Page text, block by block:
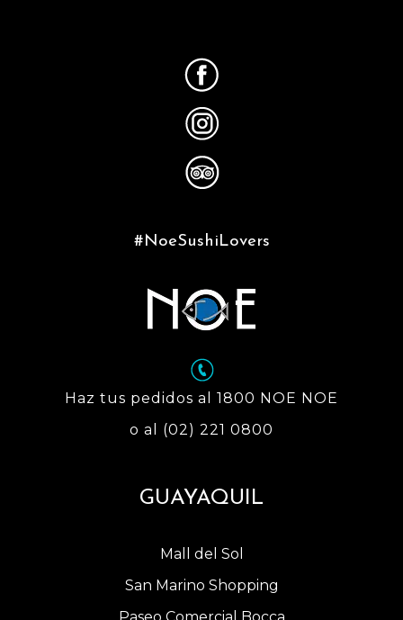
#NoeSushiLovers
Haz tus pedidos al 1800 NOE NOE
o al (02) 221 0800
GUAYAQUIL
Mall del Sol
San Marino Shopping